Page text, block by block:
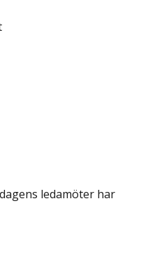
ledamöter har